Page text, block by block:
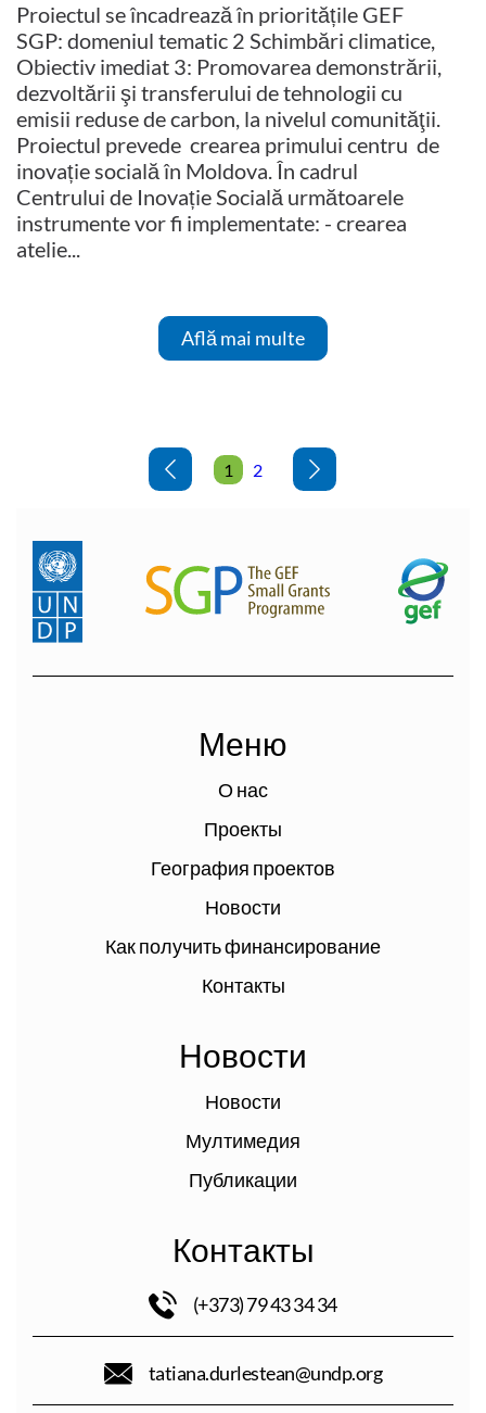
Proiectul se încadrează în prioritățile GEF
SGP: domeniul tematic 2 Schimbări climatice,
Obiectiv imediat 3: Promovarea demonstrării,
dezvoltării şi transferului de tehnologii cu
emisii reduse de carbon, la nivelul comunităţii.
Proiectul prevede crearea primului centru de
inovație socială în Moldova. În cadrul
Centrului de Inovație Socială următoarele
instrumente vor fi implementate: - crearea
atelie...
Află mai multe
1 2
Меню
О нас
Проекты
География проектов
Новости
Как получить финансирование
Контакты
Новости
Новости
Мултимедия
Публикации
Контакты
(+373) 79 43 34 34
tatiana.durlestean@undp.org